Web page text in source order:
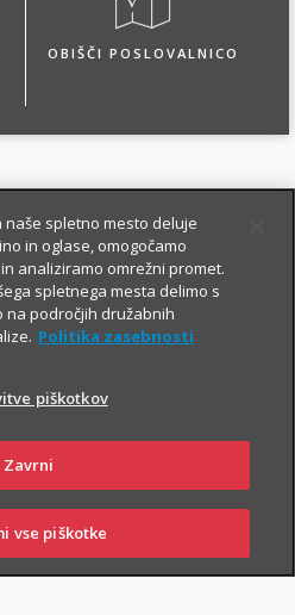
POSLOVALNICE
OBIŠČI POSLOVALNICO
IN DODATNA
zavarovani:
naše spletno mesto deluje
in oglase, omogočamo
analiziramo omrežni promet.
spletnega mesta delimo s
na področjih družabnih
Politika zasebnosti
piškotkov
Zavrni
vse piškotke